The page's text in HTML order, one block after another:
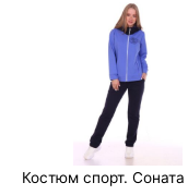
Костюм спорт. Соната